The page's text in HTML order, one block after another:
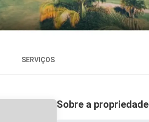
SERVIÇOS
Sobre a propriedade